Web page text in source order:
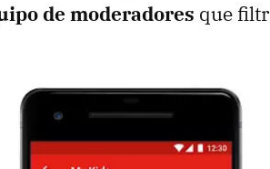
de moderadores que